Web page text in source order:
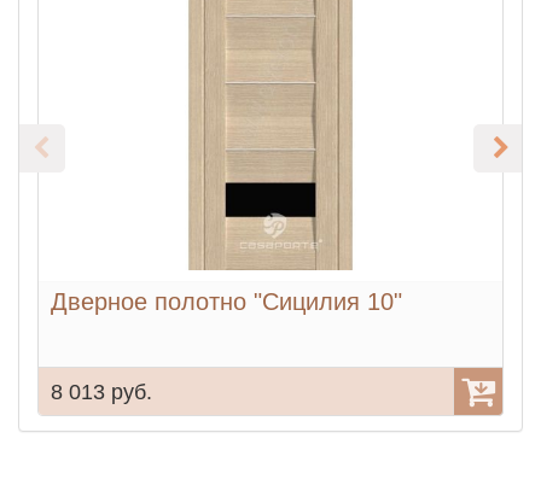
Дверное полотно "Сицилия 10"
8 013 руб.